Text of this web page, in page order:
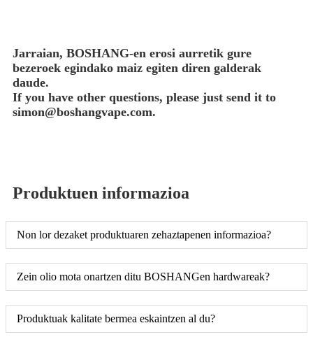
Jarraian, BOSHANG-en erosi aurretik gure
bezeroek egindako maiz egiten diren galderak
daude.
If you have other questions, please just send it to
simon@boshangvape.com.
Produktuen informazioa
Non lor dezaket produktuaren zehaztapenen informazioa?
Zein olio mota onartzen ditu BOSHANGen hardwareak?
Produktuak kalitate bermea eskaintzen al du?